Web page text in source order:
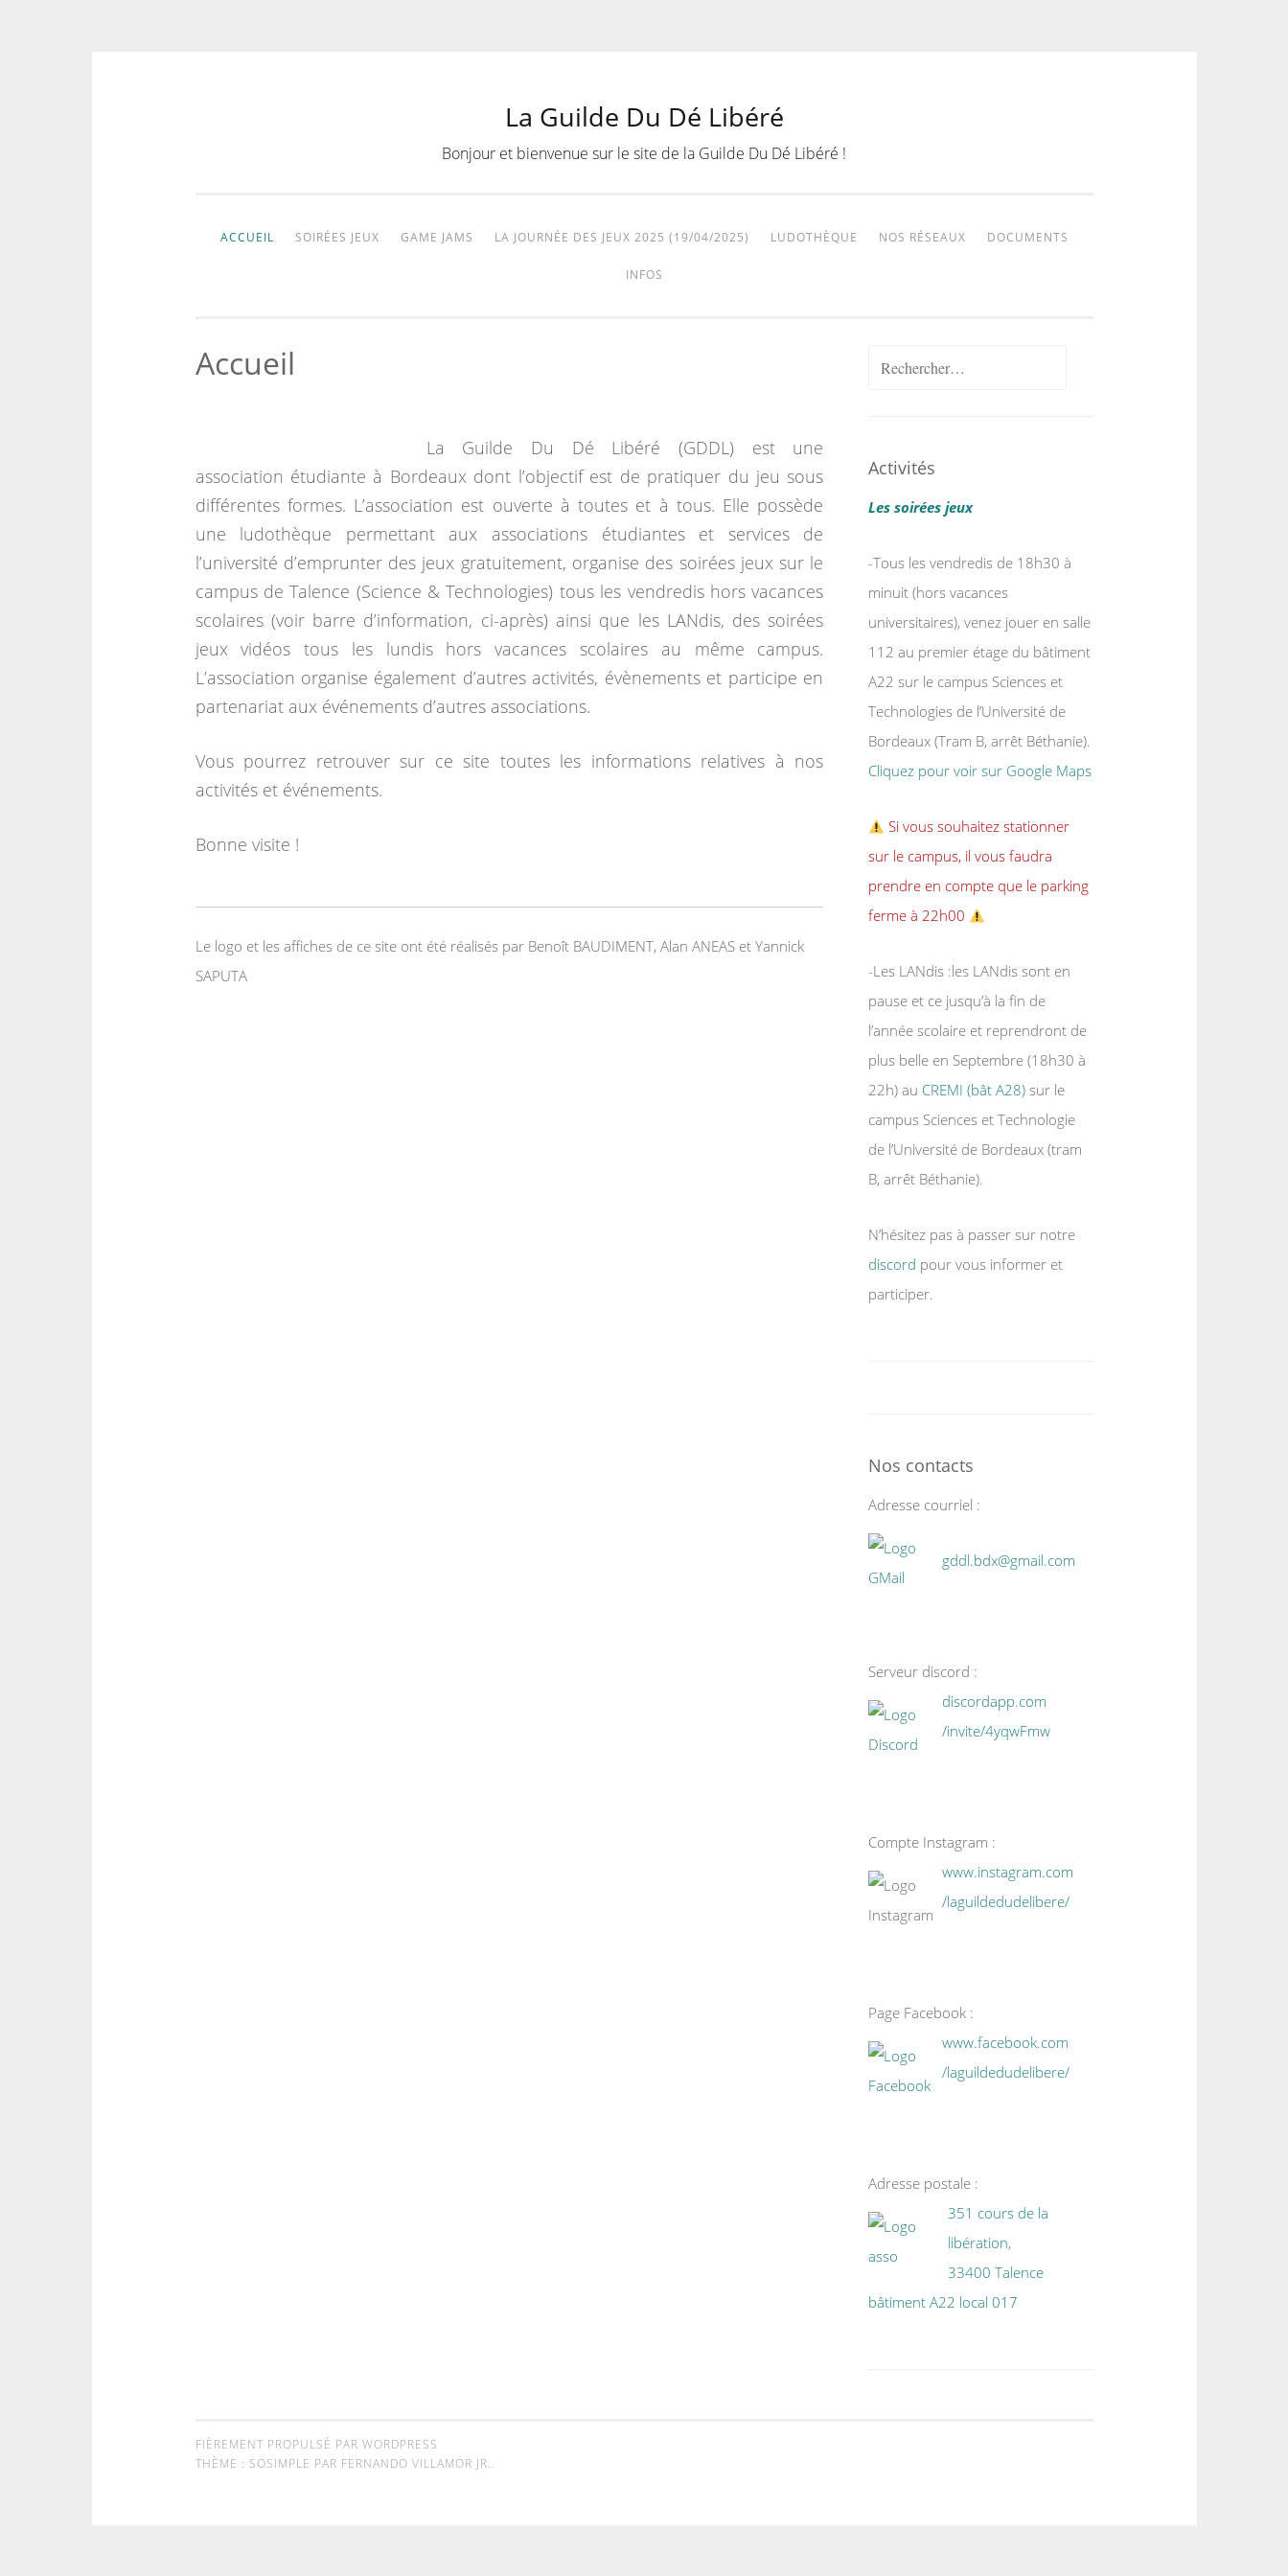
La Guilde Du Dé Libéré
Bonjour et bienvenue sur le site de la Guilde Du Dé Libéré !
ACCUEIL SOIRÉES JEUX GAME JAMS LA JOURNÉE DES JEUX 2025 (19/04/2025) LUDOTHÈQUE NOS RÉSEAUX DOCUMENTS
INFOS
Accueil
La Guilde Du Dé Libéré (GDDL) est une
association étudiante à Bordeaux dont l’objectif est de pratiquer du jeu sous
différentes formes. L’association est ouverte à toutes et à tous. Elle possède
une ludothèque permettant aux associations étudiantes et services de
l’université d’emprunter des jeux gratuitement, organise des soirées jeux sur le
campus de Talence (Science & Technologies) tous les vendredis hors vacances
scolaires (voir barre d’information, ci-après) ainsi que les LANdis, des soirées
jeux vidéos tous les lundis hors vacances scolaires au même campus.
L’association organise également d’autres activités, évènements et participe en
partenariat aux événements d’autres associations.
Vous pourrez retrouver sur ce site toutes les informations relatives à nos
activités et événements.
Bonne visite !
Le logo et les affiches de ce site ont été réalisés par Benoît BAUDIMENT, Alan ANEAS et Yannick
SAPUTA
Rechercher :
Activités
Les soirées jeux
-Tous les vendredis de 18h30 à
minuit (hors vacances
universitaires), venez jouer en salle
112 au premier étage du bâtiment
A22 sur le campus Sciences et
Technologies de l’Université de
Bordeaux (Tram B, arrêt Béthanie).
Cliquez pour voir sur Google Maps
Si vous souhaitez stationner
sur le campus, il vous faudra
prendre en compte que le parking
ferme à 22h00
-Les LANdis :les LANdis sont en
pause et ce jusqu’à la fin de
l’année scolaire et reprendront de
plus belle en Septembre (18h30 à
22h) au CREMI (bât A28) sur le
campus Sciences et Technologie
de l’Université de Bordeaux (tram
B, arrêt Béthanie).
N’hésitez pas à passer sur notre
discord pour vous informer et
participer.
Nos contacts
Adresse courriel :
gddl.bdx@gmail.com
Serveur discord :
discordapp.com
/invite/4yqwFmw
Compte Instagram :
www.instagram.com
/laguildedudelibere/
Page Facebook :
www.facebook.com
/laguildedudelibere/
Adresse postale :
351 cours de la
libération,
33400 Talence
bâtiment A22 local 017
FIÈREMENT PROPULSÉ PAR WORDPRESS
THÈME : SOSIMPLE PAR FERNANDO VILLAMOR JR..